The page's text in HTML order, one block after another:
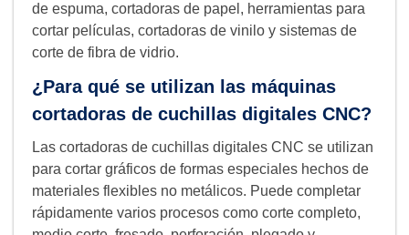
de espuma, cortadoras de papel, herramientas para
cortar películas, cortadoras de vinilo y sistemas de
corte de fibra de vidrio.
¿Para qué se utilizan las máquinas
cortadoras de cuchillas digitales CNC?
Las cortadoras de cuchillas digitales CNC se utilizan
para cortar gráficos de formas especiales hechos de
materiales flexibles no metálicos. Puede completar
rápidamente varios procesos como corte completo,